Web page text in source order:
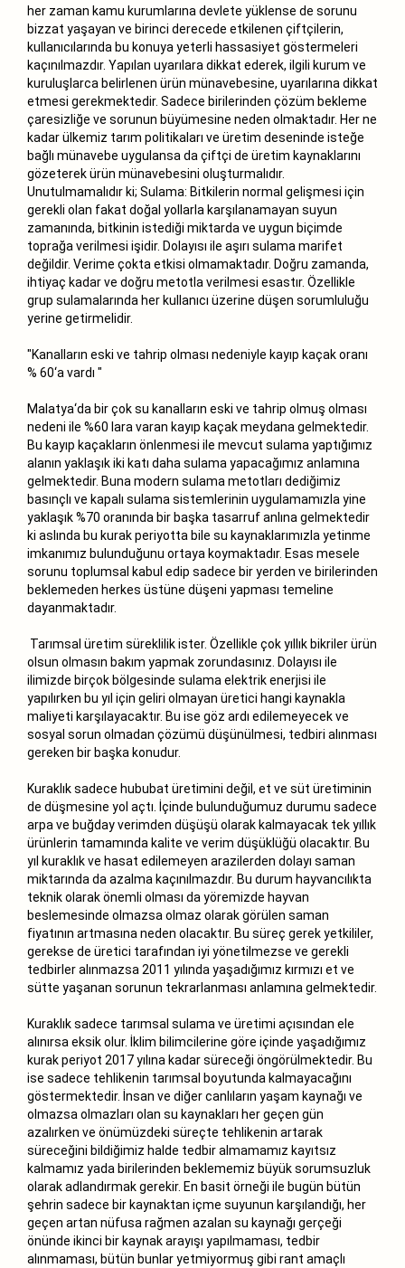
her zaman kamu kurumlarına devlete yüklense de sorunu
bizzat yaşayan ve birinci derecede etkilenen çiftçilerin,
kullanıcılarında bu konuya yeterli hassasiyet göstermeleri
kaçınılmazdır. Yapılan uyarılara dikkat ederek, ilgili kurum ve
kuruluşlarca belirlenen ürün münavebesine, uyarılarına dikkat
etmesi gerekmektedir. Sadece birilerinden çözüm bekleme
çaresizliğe ve sorunun büyümesine neden olmaktadır. Her ne
kadar ülkemiz tarım politikaları ve üretim deseninde isteğe
bağlı münavebe uygulansa da çiftçi de üretim kaynaklarını
gözeterek ürün münavebesini oluşturmalıdır.
Unutulmamalıdır ki; Sulama: Bitkilerin normal gelişmesi için
gerekli olan fakat doğal yollarla karşılanamayan suyun
zamanında, bitkinin istediği miktarda ve uygun biçimde
toprağa verilmesi işidir. Dolayısı ile aşırı sulama marifet
değildir. Verime çokta etkisi olmamaktadır. Doğru zamanda,
ihtiyaç kadar ve doğru metotla verilmesi esastır. Özellikle
grup sulamalarında her kullanıcı üzerine düşen sorumluluğu
yerine getirmelidir.
"Kanalların eski ve tahrip olması nedeniyle kayıp kaçak oranı
% 60‘a vardı "
Malatya‘da bir çok su kanalların eski ve tahrip olmuş olması
nedeni ile %60 lara varan kayıp kaçak meydana gelmektedir.
Bu kayıp kaçakların önlenmesi ile mevcut sulama yaptığımız
alanın yaklaşık iki katı daha sulama yapacağımız anlamına
gelmektedir. Buna modern sulama metotları dediğimiz
basınçlı ve kapalı sulama sistemlerinin uygulamamızla yine
yaklaşık %70 oranında bir başka tasarruf anlına gelmektedir
ki aslında bu kurak periyotta bile su kaynaklarımızla yetinme
imkanımız bulunduğunu ortaya koymaktadır. Esas mesele
sorunu toplumsal kabul edip sadece bir yerden ve birilerinden
beklemeden herkes üstüne düşeni yapması temeline
dayanmaktadır.
Tarımsal üretim süreklilik ister. Özellikle çok yıllık bikriler ürün
olsun olmasın bakım yapmak zorundasınız. Dolayısı ile
ilimizde birçok bölgesinde sulama elektrik enerjisi ile
yapılırken bu yıl için geliri olmayan üretici hangi kaynakla
maliyeti karşılayacaktır. Bu ise göz ardı edilemeyecek ve
sosyal sorun olmadan çözümü düşünülmesi, tedbiri alınması
gereken bir başka konudur.
Kuraklık sadece hububat üretimini değil, et ve süt üretiminin
de düşmesine yol açtı. İçinde bulunduğumuz durumu sadece
arpa ve buğday verimden düşüşü olarak kalmayacak tek yıllık
ürünlerin tamamında kalite ve verim düşüklüğü olacaktır. Bu
yıl kuraklık ve hasat edilemeyen arazilerden dolayı saman
miktarında da azalma kaçınılmazdır. Bu durum hayvancılıkta
teknik olarak önemli olması da yöremizde hayvan
beslemesinde olmazsa olmaz olarak görülen saman
fiyatının artmasına neden olacaktır. Bu süreç gerek yetkililer,
gerekse de üretici tarafından iyi yönetilmezse ve gerekli
tedbirler alınmazsa 2011 yılında yaşadığımız kırmızı et ve
sütte yaşanan sorunun tekrarlanması anlamına gelmektedir.
Kuraklık sadece tarımsal sulama ve üretimi açısından ele
alınırsa eksik olur. İklim bilimcilerine göre içinde yaşadığımız
kurak periyot 2017 yılına kadar süreceği öngörülmektedir. Bu
ise sadece tehlikenin tarımsal boyutunda kalmayacağını
göstermektedir. İnsan ve diğer canlıların yaşam kaynağı ve
olmazsa olmazları olan su kaynakları her geçen gün
azalırken ve önümüzdeki süreçte tehlikenin artarak
süreceğini bildiğimiz halde tedbir almamamız kayıtsız
kalmamız yada birilerinden beklememiz büyük sorumsuzluk
olarak adlandırmak gerekir. En basit örneği ile bugün bütün
şehrin sadece bir kaynaktan içme suyunun karşılandığı, her
geçen artan nüfusa rağmen azalan su kaynağı gerçeği
önünde ikinci bir kaynak arayışı yapılmaması, tedbir
alınmaması, bütün bunlar yetmiyormuş gibi rant amaçlı